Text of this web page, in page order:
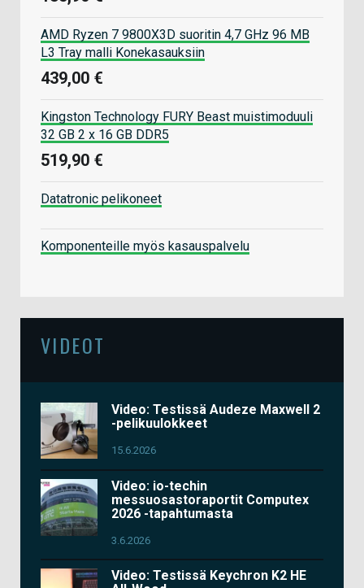
AMD Ryzen 7 9800X3D suoritin 4,7 GHz 96 MB
L3 Tray malli Konekasauksiin
439,00 €
Kingston Technology FURY Beast muistimoduuli
32 GB 2 x 16 GB DDR5
519,90 €
Datatronic pelikoneet
Komponenteille myös kasauspalvelu
VIDEOT
Video: Testissä Audeze Maxwell 2
-pelikuulokkeet
15.6.2026
Video: io-techin
messuosastoraportit Computex
2026 -tapahtumasta
3.6.2026
Video: Testissä Keychron K2 HE